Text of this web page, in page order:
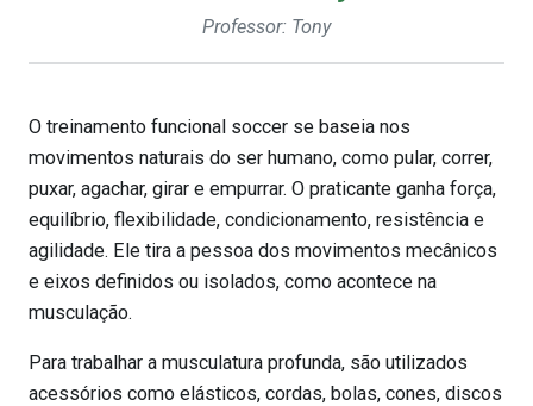
Professor: Tony
O treinamento funcional soccer se baseia nos
movimentos naturais do ser humano, como pular, correr,
puxar, agachar, girar e empurrar. O praticante ganha força,
equilíbrio, flexibilidade, condicionamento, resistência e
agilidade. Ele tira a pessoa dos movimentos mecânicos
e eixos definidos ou isolados, como acontece na
musculação.
Para trabalhar a musculatura profunda, são utilizados
acessórios como elásticos, cordas, bolas, cones, discos